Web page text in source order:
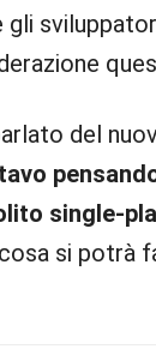
gli
del
single-
si potrà